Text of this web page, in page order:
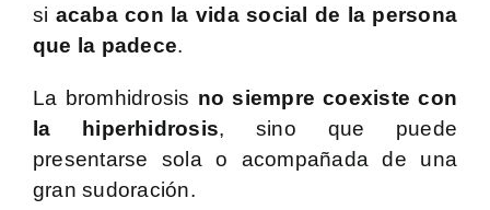
si acaba con la vida social de la persona
que la padece.
La bromhidrosis no siempre coexiste con
la hiperhidrosis, sino que puede
presentarse sola o acompañada de una
gran sudoración.